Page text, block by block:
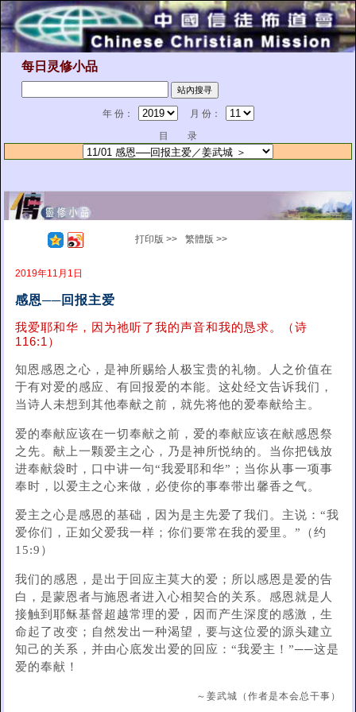
每日灵修小品
年 份：
月 份：
目 录
打印版 >> 繁體版 >>
2019年11月1日
感恩──回报主爱
我爱耶和华，因为祂听了我的声音和我的恳求。（诗
116:1）
知恩感恩之心，是神所赐给人极宝贵的礼物。人之价值在
于有对爱的感应、有回报爱的本能。这处经文告诉我们，
当诗人未想到其他奉献之前，就先将他的爱奉献给主。
爱的奉献应该在一切奉献之前，爱的奉献应该在献感恩祭
之先。献上一颗爱主之心，乃是神所悦纳的。当你把钱放
进奉献袋时，口中讲一句“我爱耶和华”；当你从事一项事
奉时，以爱主之心来做，必使你的事奉带出馨香之气。
爱主之心是感恩的基础，因为是主先爱了我们。主说：“我
爱你们，正如父爱我一样；你们要常在我的爱里。”（约
15:9）
我们的感恩，是出于回应主莫大的爱；所以感恩是爱的告
白，是蒙恩者与施恩者进入心相契合的关系。感恩就是人
接触到耶稣基督超越常理的爱，因而产生深度的感激，生
命起了改变；自然发出一种渴望，要与这位爱的源头建立
知己的关系，并由心底发出爱的回应：“我爱主！”──这是
爱的奉献！
～姜武城（作者是本会总干事）